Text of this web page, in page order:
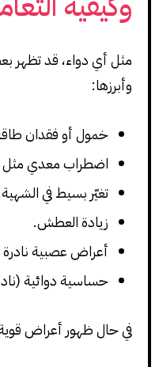
مثل أي دواء، قد تظهر
وأبرزها:
خمول أو فقدان
اضطراب معدي مثل
تغيّر بسيط في
زيادة العطش.
أعراض عصبية
حساسية دوائية
في حال ظهور أعراض